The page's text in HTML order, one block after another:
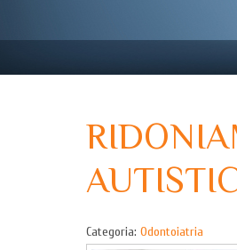
Categoria: Odontoiatria